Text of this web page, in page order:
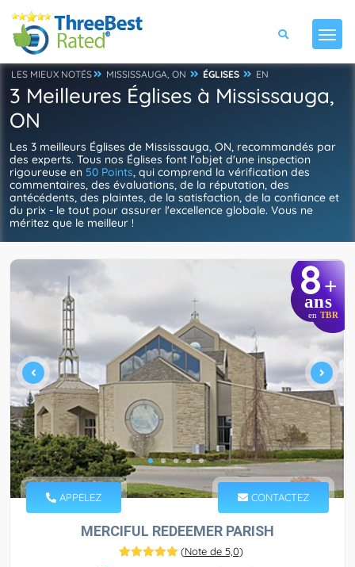
LES MIEUX NOTÉS MISSISSAUGA, ON ÉGLISES EN
3 Meilleures Églises à Mississauga,
ON
Les 3 meilleurs Églises de Mississauga, ON, recommandés par
des experts. Tous nos Églises font l'objet d'une inspection
rigoureuse en 50 Points, qui comprend la vérification des
commentaires, des évaluations, de la réputation, des
antécédents, des plaintes, de la satisfaction, de la confiance et
du prix - le tout pour assurer l'excellence globale. Vous ne
méritez que le meilleur !
8+
ans
en TBR
APPELEZ CONTACTEZ
MERCIFUL REDEEMER PARISH
(Note de 5,0)